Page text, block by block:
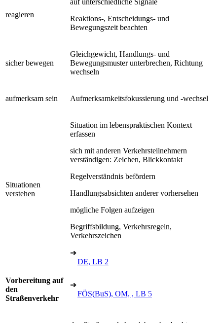
reagieren
Reaktions-, Entscheidungs- und
Bewegungszeit beachten
sicher bewegen
Gleichgewicht, Handlungs- und
Bewegungsmuster unterbrechen, Richtung
wechseln
aufmerksam sein Aufmerksamkeitsfokussierung und -wechsel
Situationen
verstehen
Situation im lebenspraktischen Kontext
erfassen
sich mit anderen Verkehrsteilnehmern
verständigen: Zeichen, Blickkontakt
Regelverständnis befördern
Handlungsabsichten anderer vorhersehen
mögliche Folgen aufzeigen
Begriffsbildung, Verkehrsregeln,
Verkehrszeichen
➔
DE, LB 2
Vorbereitung auf
den
Straßenverkehr
➔
FÖS(BuS), OM, , LB 5